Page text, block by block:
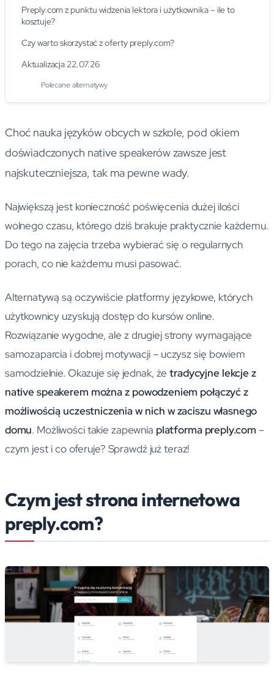
Preply.com z punktu widzenia lektora i użytkownika – ile to
kosztuje?
Czy warto skorzystać z oferty preply.com?
Aktualizacja 22.07.26
Polecane alternatywy
Choć nauka języków obcych w szkole, pod okiem
doświadczonych native speakerów zawsze jest
najskuteczniejsza, tak ma pewne wady.
Największą jest konieczność poświęcenia dużej ilości
wolnego czasu, którego dziś brakuje praktycznie każdemu.
Do tego na zajęcia trzeba wybierać się o regularnych
porach, co nie każdemu musi pasować.
Alternatywą są oczywiście platformy językowe, których
użytkownicy uzyskują dostęp do kursów online.
Rozwiązanie wygodne, ale z drugiej strony wymagające
samozaparcia i dobrej motywacji – uczysz się bowiem
samodzielnie. Okazuje się jednak, żetradycyjne lekcje z
native speakerem można z powodzeniem połączyć z
możliwością uczestniczenia w nich w zaciszu własnego
domu. Możliwości takie zapewnia platforma preply.com –
czym jest i co oferuje? Sprawdź już teraz!
Czym jest strona internetowa
preply.com?